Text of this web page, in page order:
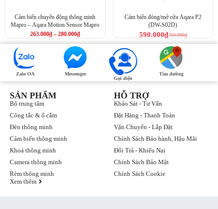
Cảm biến chuyển động thông minh
Mapro – Aqara Motion Sensor Mapro
263.000₫ – 280.000₫
Cảm biến đóng/mở cửa Aqara P2
(DW-S02D)
760.000₫
590.000₫
Zalo OA
Messenger
Gọi điện
Tìm đường
HỖ TRỢ
Khảo Sát - Tư Vấn
Đặt Hàng - Thanh Toán
Vận Chuyển - Lắp Đặt
Chính Sách Bảo hành, Hậu Mãi
Đổi Trả - Khiếu Nại
Chính Sách Bảo Mật
Chính Sách Cookie
SẢN PHẨM
Bộ trung tâm
Công tắc & ổ cắm
Đèn thông minh
Cảm biến thông minh
Khoá thông minh
Camera thông minh
Rèm thông minh
Xem thêm